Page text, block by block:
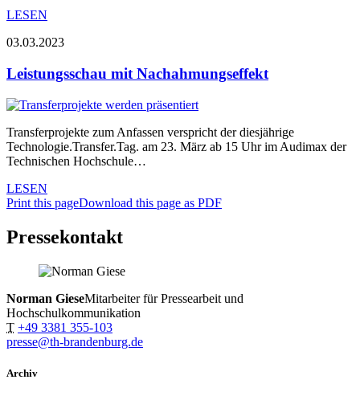
LESEN
03.03.2023
Leistungsschau mit Nachahmungseffekt
Transferprojekte zum Anfassen verspricht der diesjährige
Technologie.Transfer.Tag. am 23. März ab 15 Uhr im Audimax der
Technischen Hochschule…
LESEN
Print this pageDownload this page as PDF
Pressekontakt
Norman GieseMitarbeiter für Pressearbeit und
Hochschulkommunikation
T +49 3381 355-103
presse@th-brandenburg.de
Archiv